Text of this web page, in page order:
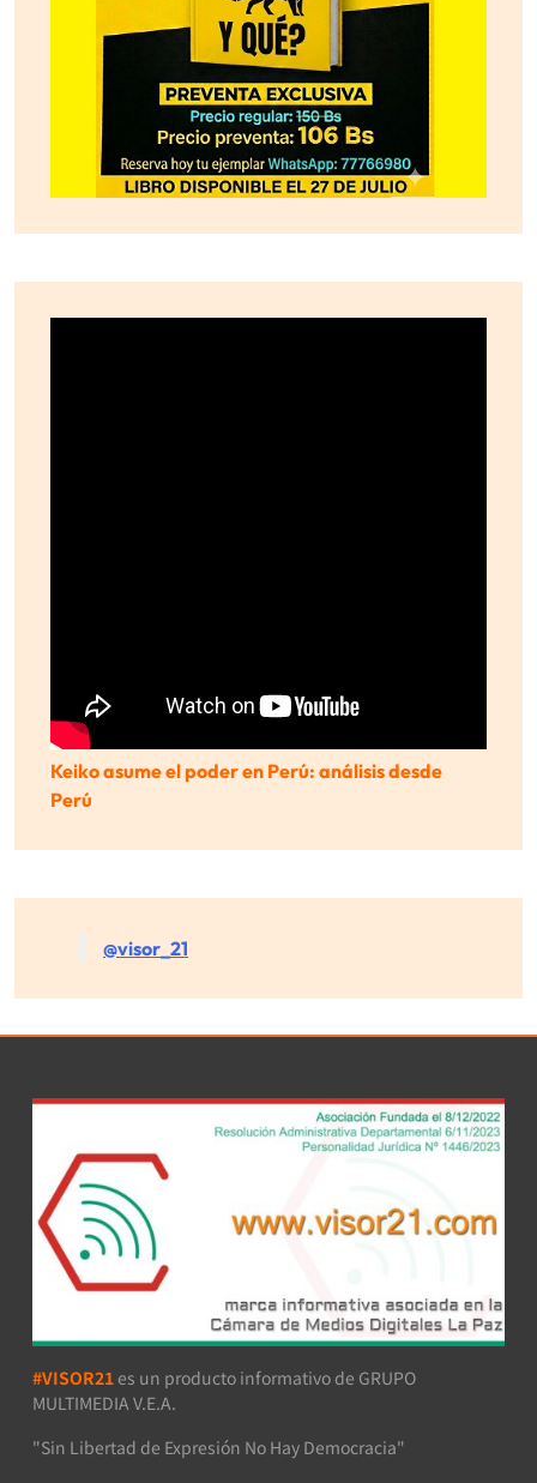
Keiko asume el poder en Perú: análisis desde
Perú
@visor_21
#VISOR21 es un producto informativo de GRUPO
MULTIMEDIA V.E.A.
"Sin Libertad de Expresión No Hay Democracia"